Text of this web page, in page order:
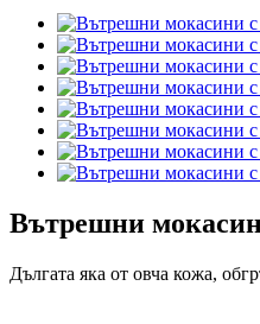
Вътрешни
Дългата яка от овча кожа,